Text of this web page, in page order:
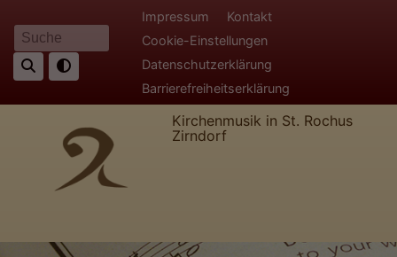
zum
Inhalt
Suche
Fußbereichsmenü
Impressum
Kontakt
Cookie-Einstellungen
Datenschutzerklärung
Barrierefreiheitserklärung
Kirchenmusik in St. Rochus
Zirndorf